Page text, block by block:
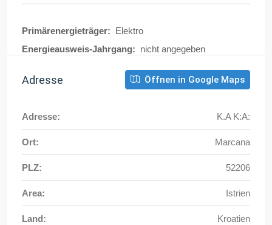
Primärenergieträger: Elektro
Energieausweis-Jahrgang: nicht angegeben
Adresse Öffnen in Google Maps
Adresse: K.A K:A:
Ort: Marcana
PLZ: 52206
Area: Istrien
Land: Kroatien